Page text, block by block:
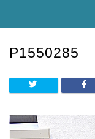
P1550285